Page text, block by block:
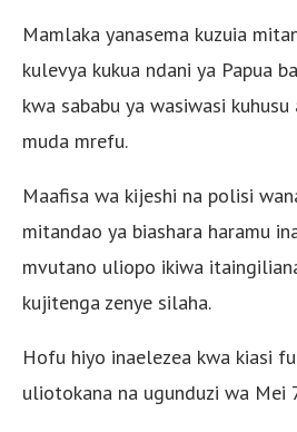
Mamlaka yanasema kuzuia
kulevya kukua ndani ya Papua
kwa sababu ya wasiwasi
muda mrefu.
Maafisa wa kijeshi na polisi
mitandao ya biashara haramu
mvutano uliopo ikiwa
kujitenga zenye silaha.
Hofu hiyo inaelezea kwa kiasi
uliotokana na ugunduzi wa Mei